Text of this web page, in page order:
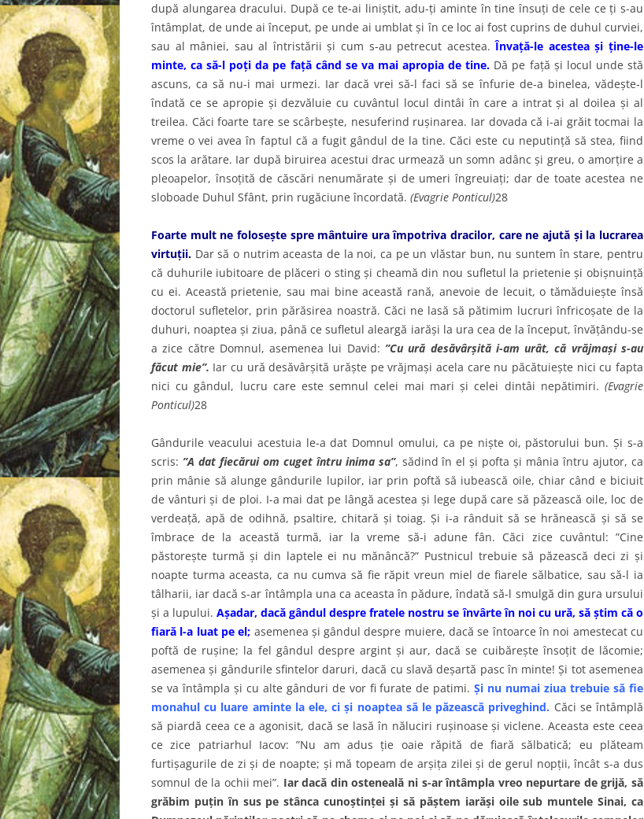
după alungarea dracului. După ce te-ai liniştit, adu-ţi aminte în tine însuţi de cele ce ţi s-au
întâmplat, de unde ai început, pe unde ai umblat şi în ce loc ai fost cuprins de duhul curviei,
sau al mâniei, sau al întristării şi cum s-au petrecut acestea.Învaţă-le acestea şi ţine-le
minte, ca să-l poţi da pe faţă când se va mai apropia de tine. Dă pe faţă şi locul unde stă
ascuns, ca să nu-i mai urmezi. Iar dacă vrei să-l faci să se înfurie de-a binelea, vădeşte-l
îndată ce se apropie şi dezvăluie cu cuvântul locul dintâi în care a intrat şi al doilea şi al
treilea. Căci foarte tare se scârbeşte, nesuferind ruşinarea. Iar dovada că i-ai grăit tocmai la
vreme o vei avea în faptul că a fugit gândul de la tine. Căci este cu neputinţă să stea, fiind
scos la arătare. Iar după biruirea acestui drac urmează un somn adânc şi greu, o amorţire a
pleoapelor, însoţită de căscări nenumărate şi de umeri îngreuiaţi; dar de toate acestea ne
sloboade Duhul Sfânt, prin rugăciune încordată. (Evagrie Ponticul)28
Foarte mult ne foloseşte spre mântuire ura împotriva dracilor, care ne ajută şi la lucrarea
virtuţii. Dar să o nutrim aceasta de la noi, ca pe un vlăstar bun, nu suntem în stare, pentru
că duhurile iubitoare de plăceri o sting şi cheamă din nou sufletul la prietenie şi obişnuinţă
cu ei. Această prietenie, sau mai bine această rană, anevoie de lecuit, o tămăduieşte însă
doctorul sufletelor, prin părăsirea noastră. Căci ne lasă să pătimim lucruri înfricoşate de la
duhuri, noaptea şi ziua, până ce sufletul aleargă iarăşi la ura cea de la început, învăţându-se
a zice către Domnul, asemenea lui David: ”Cu ură desăvârşită i-am urât, că vrăjmaşi s-au
făcut mie”. Iar cu ură desăvârşită urăşte pe vrăjmaşi acela care nu păcătuieşte nici cu fapta
nici cu gândul, lucru care este semnul celei mai mari şi celei dintâi nepătimiri. (Evagrie
Ponticul)28
Gândurile veacului acestuia le-a dat Domnul omului, ca pe nişte oi, păstorului bun. Şi s-a
scris: ”A dat fiecărui om cuget întru inima sa”, sădind în el şi pofta şi mânia întru ajutor, ca
prin mânie să alunge gândurile lupilor, iar prin poftă să iubească oile, chiar când e biciuit
de vânturi şi de ploi. I-a mai dat pe lângă acestea şi lege după care să păzească oile, loc de
verdeaţă, apă de odihnă, psaltire, chitară şi toiag. Şi i-a rânduit să se hrănească şi să se
îmbrace de la această turmă, iar la vreme să-i adune fân. Căci zice cuvântul: ”Cine
păstoreşte turmă şi din laptele ei nu mănâncă?” Pustnicul trebuie să păzească deci zi şi
noapte turma aceasta, ca nu cumva să fie răpit vreun miel de fiarele sălbatice, sau să-l ia
tâlharii, iar dacă s-ar întâmpla una ca aceasta în pădure, îndată să-l smulgă din gura ursului
şi a lupului. Aşadar, dacă gândul despre fratele nostru se învârte în noi cu ură, să ştim că o
fiară l-a luat pe el; asemenea şi gândul despre muiere, dacă se întoarce în noi amestecat cu
poftă de ruşine; la fel gândul despre argint şi aur, dacă se cuibăreşte însoţit de lăcomie;
asemenea şi gândurile sfintelor daruri, dacă cu slavă deşartă pasc în minte! Şi tot asemenea
se va întâmpla şi cu alte gânduri de vor fi furate de patimi. Şi nu numai ziua trebuie să fie
monahul cu luare aminte la ele, ci şi noaptea să le păzească priveghind. Căci se întâmplă
să piardă ceea ce a agonisit, dacă se lasă în năluciri ruşinoase şi viclene. Aceasta este ceea
ce zice patriarhul Iacov: ”Nu am adus ţie oaie răpită de fiară sălbatică; eu plăteam
furtişagurile de zi şi de noapte; şi mă topeam de arşiţa zilei şi de gerul nopţii, încât s-a dus
somnul de la ochii mei”. Iar dacă din osteneală ni s-ar întâmpla vreo nepurtare de grijă, să
grăbim puţin în sus pe stânca cunoştinţei şi să păştem iarăşi oile sub muntele Sinai, ca